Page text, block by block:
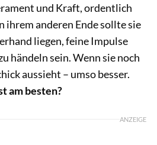
und Kraft, ordentlich
ihrem anderen Ende sollte sie
liegen, feine Impulse
händeln sein. Wenn sie noch
aussieht – umso besser.
am besten?
ANZEIGE